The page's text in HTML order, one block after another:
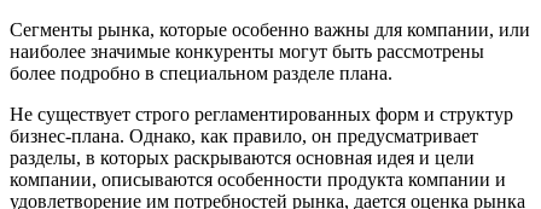
Сегменты рынка, которые особенно важны для компании, или
наиболее значимые конкуренты могут быть рассмотрены
более подробно в специальном разделе плана.
Не существует строго регламентированных форм и структур
бизнес-плана. Однако, как правило, он предусматривает
разделы, в которых раскрываются основная идея и цели
компании, описываются особенности продукта компании и
удовлетворение им потребностей рынка, дается оценка рынка